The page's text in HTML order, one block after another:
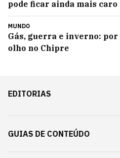
pode ficar ainda mais caro
MUNDO
Gás, guerra e inverno: por
olho no Chipre
EDITORIAS
GUIAS DE CONTEÚDO